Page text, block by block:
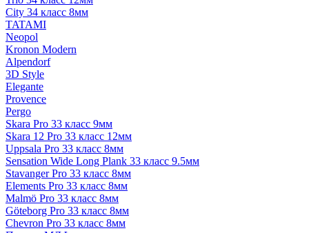
City 34 класс 8мм
TATAMI
Neopol
Kronon Modern
Alpendorf
3D Style
Elegante
Provence
Pergo
Skara Pro 33 класс 9мм
Skara 12 Pro 33 класс 12мм
Uppsala Pro 33 класс 8мм
Sensation Wide Long Plank 33 класс 9.5мм
Stavanger Pro 33 класс 8мм
Elements Pro 33 класс 8мм
Malmö Pro 33 класс 8мм
Göteborg Pro 33 класс 8мм
Chevron Pro 33 класс 8мм